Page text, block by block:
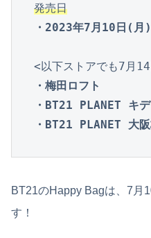
発売日
・2023年7月10日(月)
・梅田ロフト
・BT21 PLANET キ
・BT21 PLANET 大
BT21のHappy Bagは、7月
す！